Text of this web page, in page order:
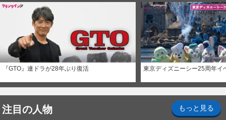
『GTO』連ドラが28年ぶり復活 東京ディズニーシー25周年イ
注目の人物 もっと見る